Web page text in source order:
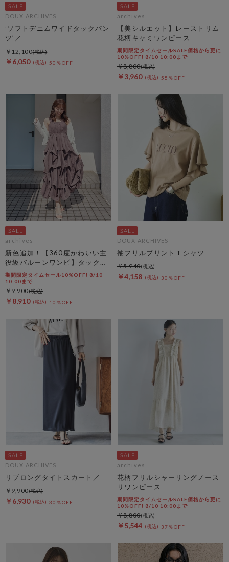
DOUX ARCHIVES
’ソフトデニムワイドタックパン
ツ’／
￥6,050 50％OFF
￥12,100
archives
【美シルエット】レーストリム
花柄キャミワンピース
期間限定タイムセールSALE価格から更に
10%OFF! 8/10 10:00まで
￥3,960 55％OFF
￥8,800
archives
新色追加！【360度かわいい主
役級バルーンワンピ】タックバ
ルーンノースリギャザーワンピ
ース
期間限定タイムセール10%OFF! 8/10
10:00まで
￥8,910 10％OFF
￥9,900
DOUX ARCHIVES
袖フリルプリントＴシャツ
￥4,158 30％OFF
￥5,940
DOUX ARCHIVES
リブロングタイトスカート／
￥6,930 30％OFF
￥9,900
archives
花柄フリルシャーリングノース
リワンピース
期間限定タイムセールSALE価格から更に
10%OFF! 8/10 10:00まで
￥5,544 37％OFF
￥8,800